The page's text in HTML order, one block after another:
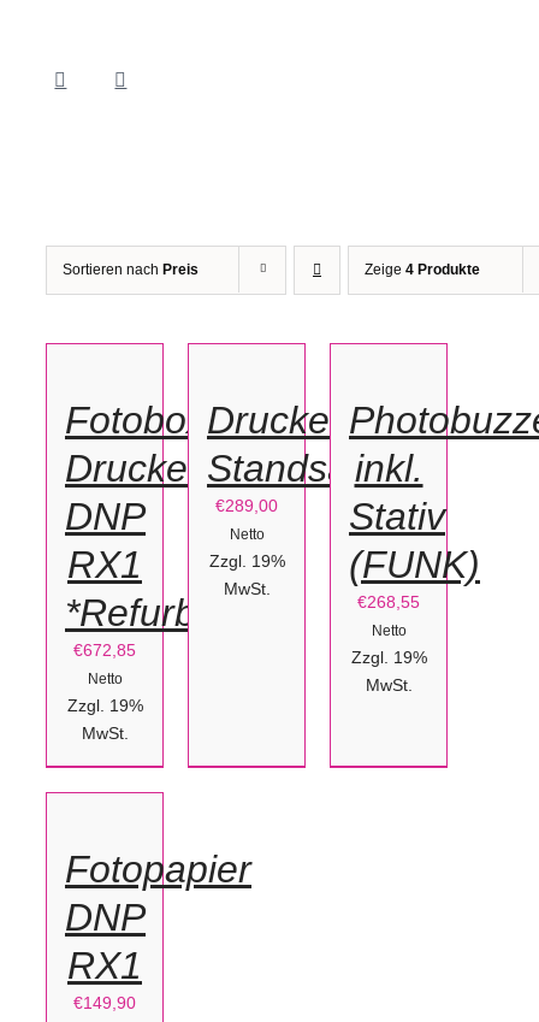
Sortieren nach Preis Zeige 4 Produkte
IN
DETAILS
Fotobox
Drucker
DNP
RX1
*Refurbished*
€672,85
Netto
Zzgl. 19%
MwSt.
IN
DETAILS
Drucker
Standsäule
€289,00
Netto
Zzgl. 19%
MwSt.
IN
DETAILS
inkl.
Stativ
(FUNK)
€268,55
Netto
Zzgl. 19%
MwSt.
DEN
DETAILS
Fotopapier
DNP
RX1
€149,90